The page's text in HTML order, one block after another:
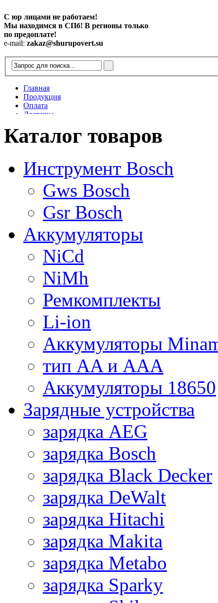
С юр лицами не работаем!
Мы находимся в СПб! В регионы только
по предоплате!
e-mail: zakaz@shurupovert.su
Главная
Продукция
Оплата
Доставка
Статьи
Каталог товаров
Инструмент Bosch
Gws Bosch
Gsr Bosch
Аккумуляторы
NiCd
NiMh
Ремкомплекты
Li-ion
Аккумуляторы
тип AA и AAA
Аккумуляторы 18650
Зарядные устройства
зарядка AEG
зарядка Bosch
зарядка Black Decker
зарядка DeWalt
зарядка Hitachi
зарядка Makita
зарядка Metabo
зарядка Sparky